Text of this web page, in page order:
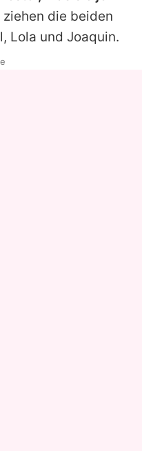
ziehen die beiden
Lola und Joaquin.